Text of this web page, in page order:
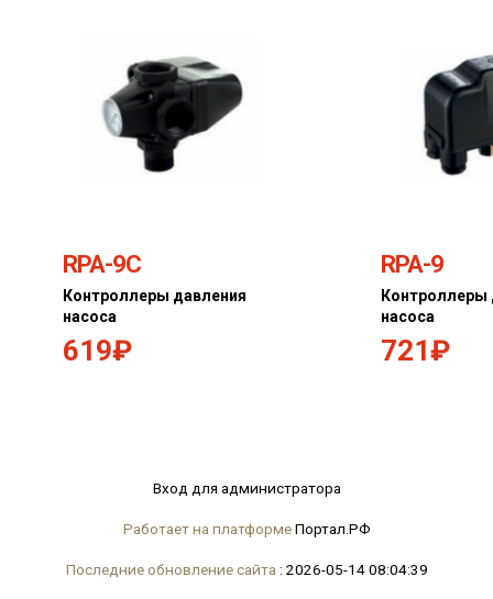
RPA-9C
Контроллеры давления
насоса
619₽
RPA-9
Контроллеры
насоса
721₽
Вход для администратора
Работает на платформеПортал.РФ
Последние обновление сайта : 2026-05-14 08:04:39